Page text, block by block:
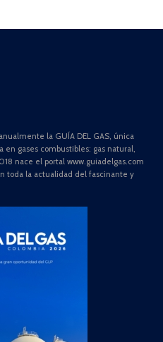
la GUÍA DEL GAS, única
en gases combustibles: gas natural,
nace el portal www.guiadelgas.com
toda la actualidad del fascinante y